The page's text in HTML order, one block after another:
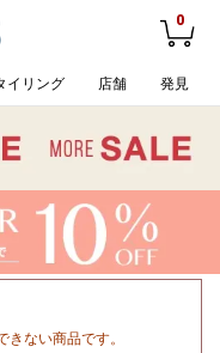
0
イリング 店舗 発見
ない商品です。